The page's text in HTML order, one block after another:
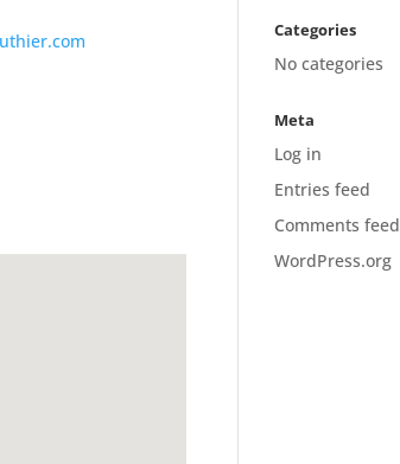
Categories
No categories
Meta
Log in
Entries feed
Comments feed
WordPress.org